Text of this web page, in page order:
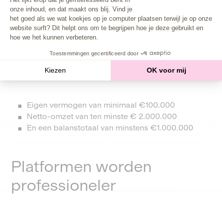
De investeerder heeft gemiddeld 10 transacties
van significante omvang per kwartaal uitgevoerd
op de kapitaalmarkten in de voorgaande 4
Of als rechtspersoon (bedrijf) aan de volgende criteria
Eigen vermogen van minimaal €100.000
Netto-omzet van ten minste € 2.000.000
En een balanstotaal van minstens €1.000.000
Platformen worden
professioneler
onze inhoud, en dat maakt ons blij. Vind je
het goed als we wat koekjes op je computer plaatsen terwijl je op onze
website surft? Dit helpt ons om te begrijpen hoe je deze gebruikt en
hoe we het kunnen verbeteren.
Toestemmingen gecertificeerd door
Kiezen OK voor mij
Axeptio consent